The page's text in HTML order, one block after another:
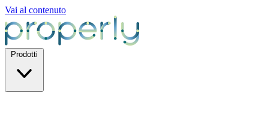
Vai al contenuto